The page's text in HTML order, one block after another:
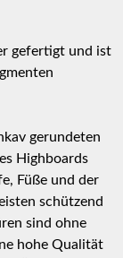
gefertigt und ist
gerundeten
Highboards
Füße und der
schützend
sind ohne
hohe Qualität